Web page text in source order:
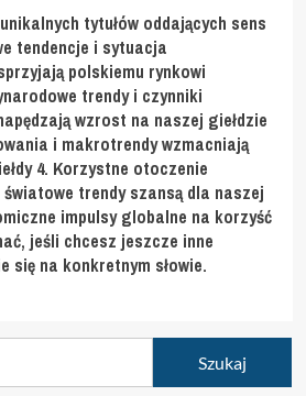
tytułów oddających sens
tendencje i sytuacja
polskiemu rynkowi
trendy i czynniki
wzrost na naszej giełdzie
i makrotrendy wzmacniają
4. Korzystne otoczenie
trendy szansą dla naszej
impulsy globalne na korzyść
jeśli chcesz jeszcze inne
się na konkretnym słowie.